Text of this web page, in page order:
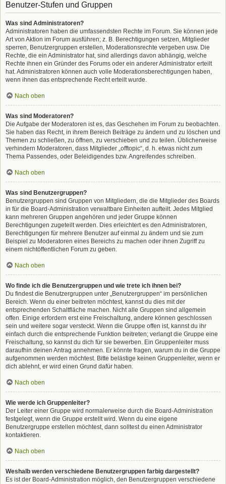
Benutzer-Stufen und Gruppen
Was sind Administratoren?
Administratoren haben die umfassendsten Rechte im Forum. Sie können jede
Art von Aktion im Forum ausführen; z. B. Berechtigungen setzen, Mitglieder
sperren, Benutzergruppen erstellen, Moderationsrechte vergeben usw. Die
Rechte, die ein Administrator hat, sind allerdings davon abhängig, welche
Rechte ihnen ein Gründer des Forums oder ein anderer Administrator erteilt
hat. Administratoren können auch volle Moderationsberechtigungen haben,
wenn ihnen das entsprechende Recht erteilt wurde.
Nach oben
Was sind Moderatoren?
Die Aufgabe der Moderatoren ist es, das Geschehen im Forum zu beobachten.
Sie haben das Recht, in ihrem Bereich Beiträge zu ändern und zu löschen und
Themen zu schließen, zu öffnen, zu verschieben und zu teilen. Üblicherweise
verhindern Moderatoren, dass Mitglieder „offtopic“, d. h. etwas nicht zum
Thema Passendes, oder Beleidigendes bzw. Angreifendes schreiben.
Nach oben
Was sind Benutzergruppen?
Benutzergruppen sind Gruppen von Mitgliedern, die die Mitglieder des Boards
in für die Board-Administration verwaltbare Einheiten aufteilt. Jedes Mitglied
kann mehreren Gruppen angehören und jeder Gruppe können
Berechtigungen zugeteilt werden. Dies erleichtert es den Administratoren,
Berechtigungen für mehrere Benutzer auf einmal zu ändern und sie zum
Beispiel zu Moderatoren eines Bereichs zu machen oder ihnen Zugriff zu
einem nichtöffentlichen Forum zu geben.
Nach oben
Wo finde ich die Benutzergruppen und wie trete ich ihnen bei?
Du findest die Benutzergruppen unter „Benutzergruppen“ im persönlichen
Bereich. Wenn du einer beitreten möchtest, kannst du dies mit der
entsprechenden Schaltfläche machen. Nicht alle Gruppen sind allgemein
offen. Einige erfordern erst eine Freischaltung, andere können geschlossen
sein und weitere sogar versteckt. Wenn die Gruppe offen ist, kannst du ihr
einfach durch die entsprechende Funktion beitreten; verlangt die Gruppe eine
Freischaltung, so kannst du dich für sie bewerben. Ein Gruppenleiter muss
daraufhin deinen Antrag annehmen. Er könnte fragen, warum du in die Gruppe
aufgenommen werden möchtest. Bitte belästige keinen Gruppenleiter, wenn er
dich ablehnt, er wird einen Grund dafür haben.
Nach oben
Wie werde ich Gruppenleiter?
Der Leiter einer Gruppe wird normalerweise durch die Board-Administration
festgelegt, wenn die Gruppe erstellt wird. Wenn du eine eigene
Benutzergruppe erstellen möchtest, dann solltest du einen Administrator
kontaktieren.
Nach oben
Weshalb werden verschiedene Benutzergruppen farbig dargestellt?
Es ist der Board-Administration möglich, den Benutzergruppen verschiedene